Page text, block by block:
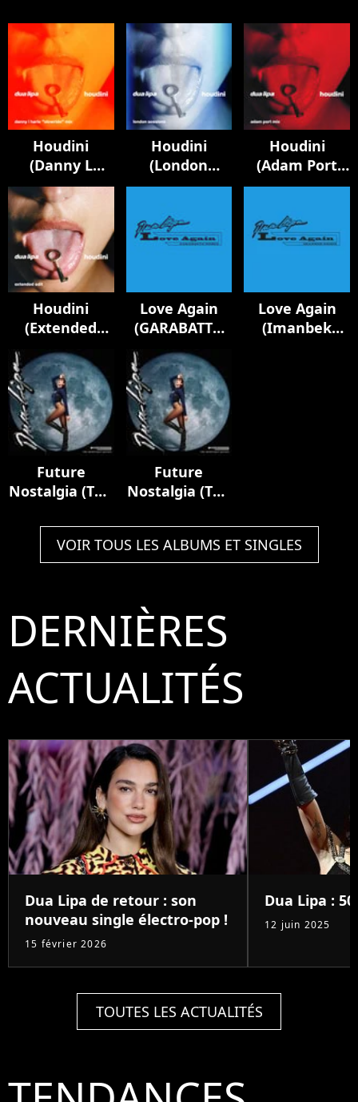
Houdini
(Danny L
Harle Slowride
Mix)
Houdini
(London
Sessions)
Houdini
(Adam Port
Mix)
Houdini
(Extended
Love Again
(GARABATTO
Love Again
(Imanbek
Future
Nostalgia (The
Edition)
Future
Nostalgia (The
Edition)
VOIR TOUS LES ALBUMS ET SINGLES
DERNIÈRES
ACTUALITÉS
Dua Lipa de retour : son
nouveau single électro-pop !
15 février 2026
Dua Lipa :
12 juin 2025
TOUTES LES ACTUALITÉS